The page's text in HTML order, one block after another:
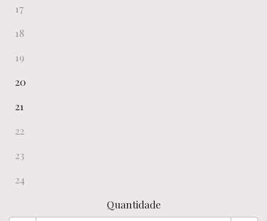
17
18
19
20
21
22
23
24
Quantidade